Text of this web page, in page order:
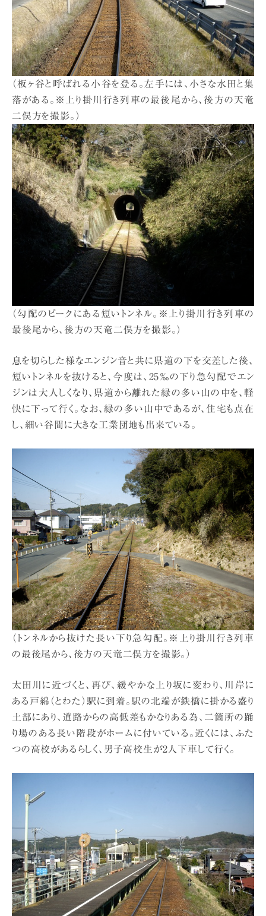
（板ヶ谷と呼ばれる小谷を登る。左手には、小さな水田と集
落がある。※上り掛川行き列車の最後尾から、後方の天竜
二俣方を撮影。）
（勾配のピークにある短いトンネル。※上り掛川行き列車の
最後尾から、後方の天竜二俣方を撮影。）
息を切らした様なエンジン音と共に県道の下を交差した後、
短いトンネルを抜けると、今度は、25‰の下り急勾配でエン
ジンは大人しくなり、県道から離れた緑の多い山の中を、軽
快に下って行く。なお、緑の多い山中であるが、住宅も点在
し、細い谷間に大きな工業団地も出来ている。
（トンネルから抜けた長い下り急勾配。※上り掛川行き列車
の最後尾から、後方の天竜二俣方を撮影。）
太田川に近づくと、再び、緩やかな上り坂に変わり、川岸に
ある戸綿（とわた）駅に到着。駅の北端が鉄橋に掛かる盛り
土部にあり、道路からの高低差もかなりある為、二箇所の踊
り場のある長い階段がホームに付いている。近くには、ふた
つの高校があるらしく、男子高校生が2人下車して行く。